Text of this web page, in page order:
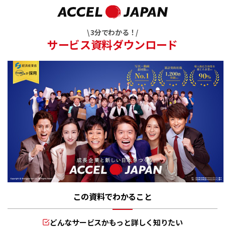
\ 3分でわかる！/
サービス資料ダウンロード
この資料でわかること
どんなサービスかもっと詳しく知りたい